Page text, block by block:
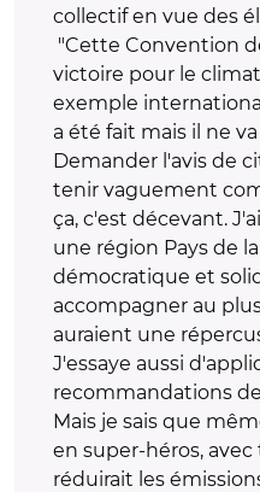
collectif en vue des
"Cette Convention
victoire pour le
exemple
a été fait mais il ne
Demander l'avis de
tenir vaguement
ça, c'est décevant.
une région Pays de
démocratique et
accompagner au
auraient une
J'essaye aussi
recommandations
Mais je sais que
en super-héros, avec
réduirait les